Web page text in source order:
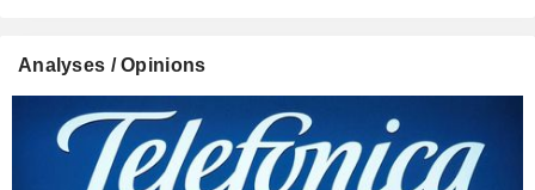
Analyses / Opinions